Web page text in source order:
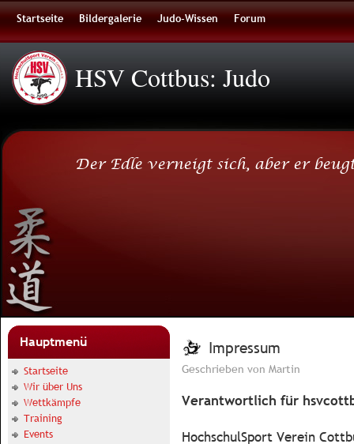
Startseite Bildergalerie Judo-Wissen Forum
HSV Cottbus: Judo
Der Edle verneigt sich, aber er
Hauptmenü
Startseite
Wir über Uns
Wettkämpfe
Training
Events
Impressum
Geschrieben von Martin
Verantwortlich für
HochschulSport Verein